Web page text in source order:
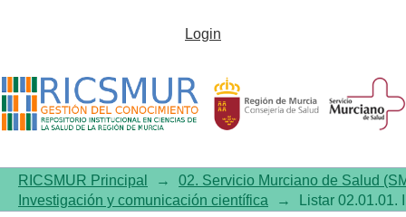
Listar 02.01.01. Investigación y
autor "Yahyaoui-Marcias,
Raquel"
Login
RICSMUR Principal →
02. Servicio Murciano de Salud
Investigación y comunicación científica
→ Listar 02.01.01.